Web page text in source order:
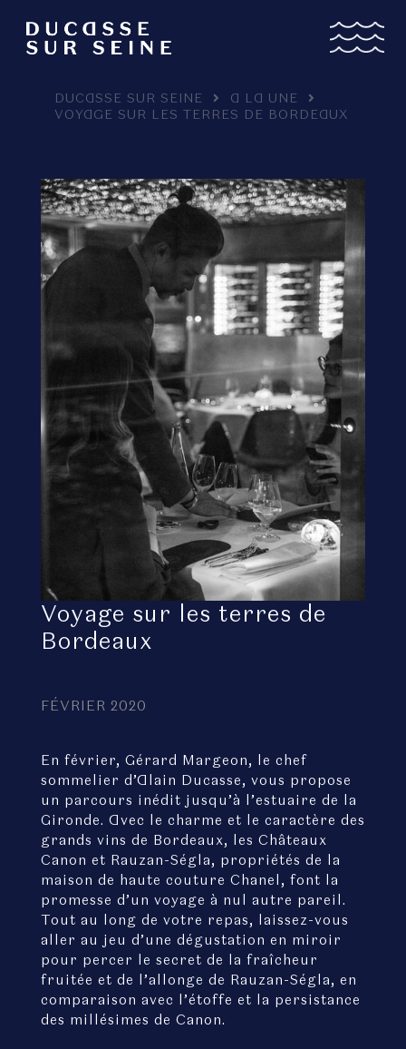
DUCASSE SUR SEINE
A LA UNE
VOYAGE SUR LES TERRES DE BORDEAUX
Voyage sur les terres de
Bordeaux
FÉVRIER 2020
En février, Gérard Margeon, le chef
sommelier d’Alain Ducasse, vous propose
un parcours inédit jusqu’à l’estuaire de la
Gironde. Avec le charme et le caractère des
grands vins de Bordeaux, les Châteaux
Canon et Rauzan-Ségla, propriétés de la
maison de haute couture Chanel, font la
promesse d’un voyage à nul autre pareil.
Tout au long de votre repas, laissez-vous
aller au jeu d’une dégustation en miroir
pour percer le secret de la fraîcheur
fruitée et de l’allonge de Rauzan-Ségla, en
comparaison avec l’étoffe et la persistance
des millésimes de Canon.